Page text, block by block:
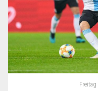
Freitag